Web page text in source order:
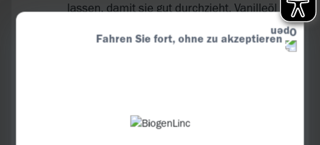
Fahren Sie fort, ohne zu akzeptieren
lassen, damit sie gut durchzieht. Vanilleöl
vor der Verwendung durch ein feines Sieb
oder ein Stück Stoff abseihen – bei
trocken tupfen. Den Backofen auf 180° C